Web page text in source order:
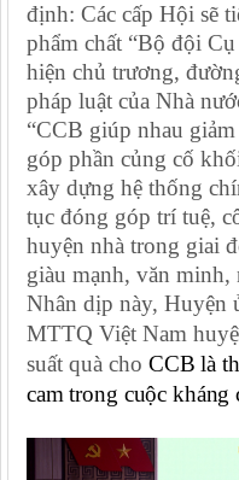
định: Các cấp Hội sẽ
phẩm chất “Bộ đội
hiện chủ trương,
pháp luật của Nhà
“CCB giúp nhau
góp phần củng cố
xây dựng hệ thống
tục đóng góp trí tuệ,
huyện nhà trong giai
giàu mạnh, văn minh,
Nhân dịp này,
MTTQ Việt Nam
suất quà cho CCB là
cam trong cuộc